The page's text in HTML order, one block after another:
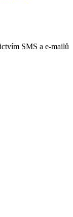
SMS a e-mailů